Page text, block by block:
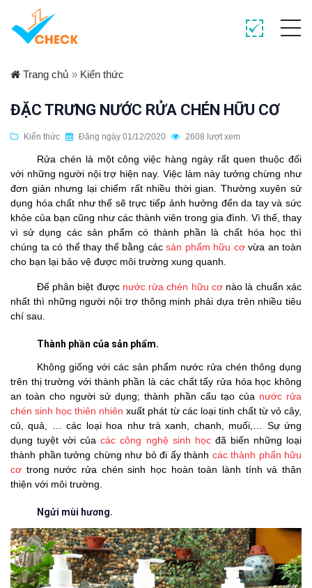
Trang chủ » Kiến thức
ĐẶC TRƯNG NƯỚC RỬA CHÉN HỮU CƠ
Kiến thức Đăng ngày 01/12/2020 2608 lượt xem
Rửa chén là một công việc hàng ngày rất quen thuộc đối
với những người nội trợ hiện nay. Việc làm này tưởng chừng như
đơn giản nhưng lại chiếm rất nhiều thời gian. Thường xuyên sử
dụng hóa chất như thế sẽ trực tiếp ảnh hưởng đến da tay và sức
khỏe của bạn cũng như các thành viên trong gia đình. Vì thế, thay
vì sử dụng các sản phẩm có thành phần là chất hóa học thì
chúng ta có thể thay thế bằng các sản phẩm hữu cơvừa an toàn
cho bạn lại bảo vệ được môi trường xung quanh.
Để phân biệt được nước rửa chén hữu cơnào là chuẩn xác
nhất thì những người nội trợ thông minh phải dựa trên nhiều tiêu
chí sau.
Thành phần của sản phẩm.
Không giống với các sản phẩm nước rửa chén thông dụng
trên thị trường với thành phần là các chất tẩy rửa hóa học không
an toàn cho người sử dụng; thành phần cấu tạo của nước rửa
chén sinh học thiên nhiên xuất phát từ các loại tinh chất từ vỏ cây,
củ, quả, … các loại hoa như trà xanh, chanh, muối,… Sự ứng
dụng tuyệt vời củacác công nghệ sinh họcđã biến những loại
thành phần tưởng chừng như bỏ đi ấy thành các thành phẩn hữu
cơ trong nước rửa chén sinh học hoàn toàn lành tính và thân
thiện với môi trường.
Ngửi mùi hương.